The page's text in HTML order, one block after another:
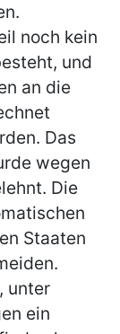
noch kein
und
an die
Das
wegen
Die
Staaten
unter
ein